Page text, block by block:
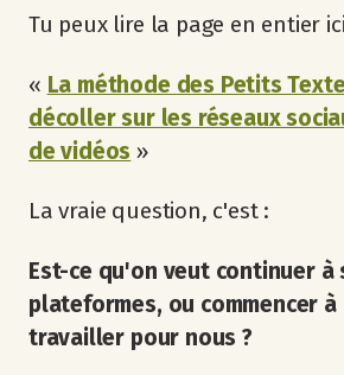
Tu peux lire la page en entier
« La méthode des Petits
décoller sur les réseaux
de vidéos »
La vraie question, c'est :
Est-ce qu'on veut continuer à
plateformes, ou commencer
travailler pour nous ?